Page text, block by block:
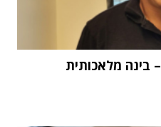
"העתיד הוא Physical AI – בינה מלאכותית